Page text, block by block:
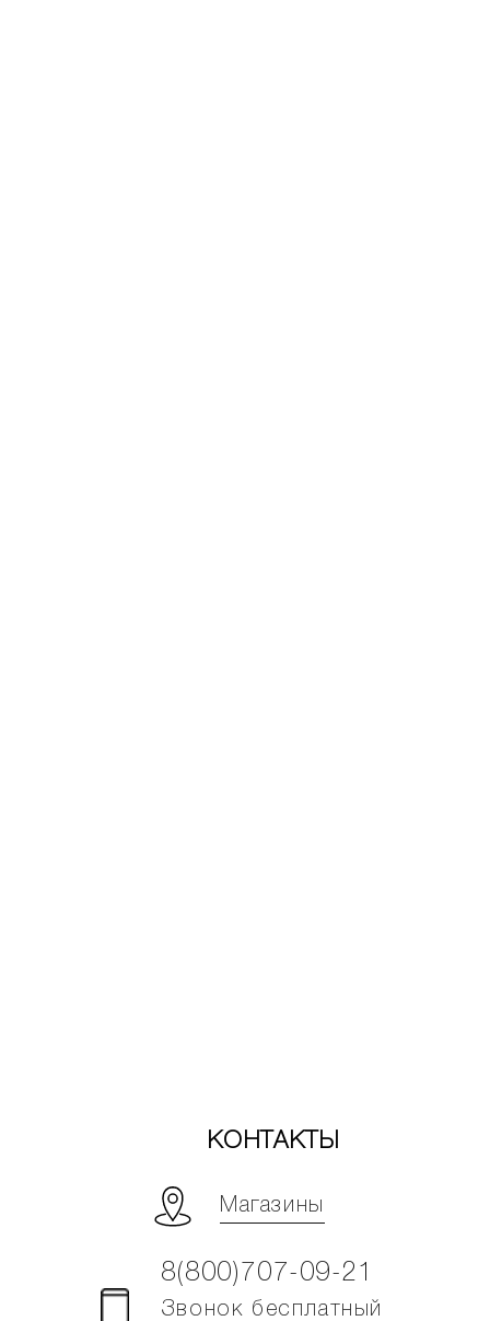
КОНТАКТЫ
Магазины
8(800)707-09-21
Звонок бесплатный